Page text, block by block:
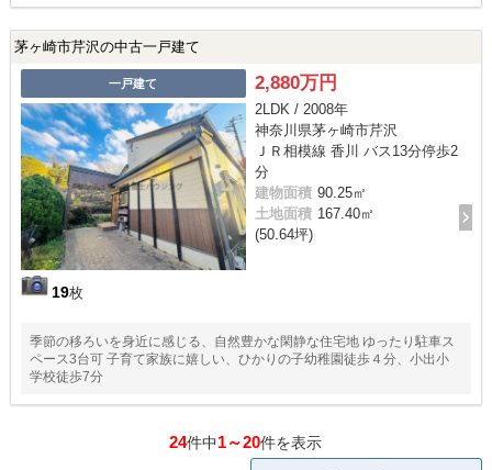
茅ヶ崎市芹沢の中古一戸建て
一戸建て
19枚
2,880万円
2LDK / 2008年
神奈川県茅ヶ崎市芹沢
ＪＲ相模線 香川 バス13分停歩2
分
建物面積 90.25㎡
土地面積 167.40㎡
(50.64坪)
季節の移ろいを身近に感じる、自然豊かな閑静な住宅地 ゆったり駐車ス
ペース3台可 子育て家族に嬉しい、ひかりの子幼稚園徒歩４分、小出小
学校徒歩7分
24件中1～20件を表示